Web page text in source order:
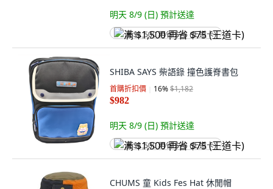
明天 8/9 (日) 預計送達
满 $1,500 再省 $75 (王道卡)
SHIBA SAYS 柴語錄 撞色護脊書包
首購折扣價 16%$1,182
$982
明天 8/9 (日) 預計送達
满 $1,500 再省 $75 (王道卡)
CHUMS 童 Kids Fes Hat 休閒帽